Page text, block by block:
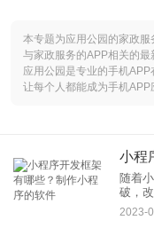
本专题为应用公园的家政
与家政服务的APP相关的最
应用公园是专业的手机
让每个人都能成为手机APP
随着
破，
的关
和框
2023-